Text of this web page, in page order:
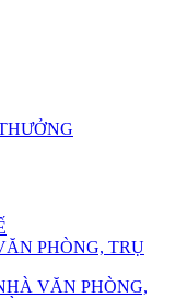
PHÒNG, TRỤ
VĂN PHÒNG,